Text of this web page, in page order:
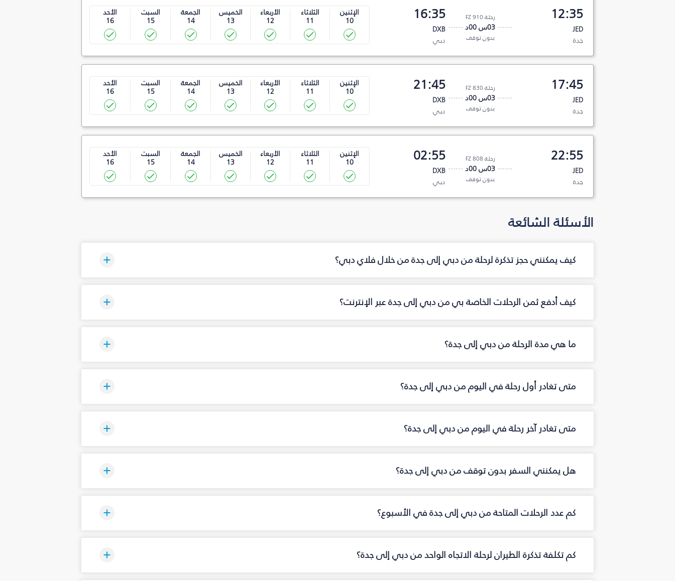
12:35
JED
جدة
رحلة FZ 910
03س 00د
بدون توقف
16:35
DXB
دبي
الإثنين
10
الثلاثاء
11
الأربعاء
12
الخميس
13
الجمعة
14
السبت
15
الأحد
16
17:45
JED
جدة
رحلة FZ 830
03س 00د
بدون توقف
21:45
DXB
دبي
الإثنين
10
الثلاثاء
11
الأربعاء
12
الخميس
13
الجمعة
14
السبت
15
الأحد
16
22:55
JED
جدة
رحلة FZ 808
03س 00د
بدون توقف
02:55
DXB
دبي
الإثنين
10
الثلاثاء
11
الأربعاء
12
الخميس
13
الجمعة
14
السبت
15
الأحد
16
الأسئلة الشائعة
كيف يمكنني حجز تذكرة لرحلة من دبي إلى جدة من خلال فلاي دبي؟
كيف أدفع ثمن الرحلات الخاصة بي من دبي إلى جدة عبر الإنترنت؟
ما هي مدة الرحلة من دبي إلى جدة؟
متى تغادر أول رحلة في اليوم من دبي إلى جدة؟
متى تغادر آخر رحلة في اليوم من دبي إلى جدة؟
هل يمكنني السفر بدون توقف من دبي إلى جدة؟
كم عدد الرحلات المتاحة من دبي إلى جدة في الأسبوع؟
كم تكلفة تذكرة الطيران لرحلة الاتجاه الواحد من دبي إلى جدة؟